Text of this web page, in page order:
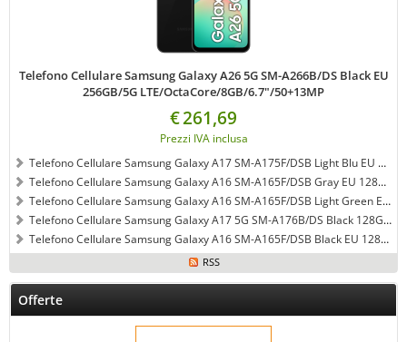
Telefono Cellulare Samsung Galaxy A26 5G SM-A266B/DS Black EU
256GB/5G LTE/OctaCore/8GB/6.7"/50+13MP
€261,69
Prezzi IVA inclusa
Telefono Cellulare Samsung Galaxy A17 SM-A175F/DSB Light Blu EU 128GB/4G LTE/OctaCore/4GB/6.5"/50+13MP
Telefono Cellulare Samsung Galaxy A16 SM-A165F/DSB Gray EU 128GB/4G LTE/OctaCore/4GB/6.7"/50+13MP
Telefono Cellulare Samsung Galaxy A16 SM-A165F/DSB Light Green EU 128GB/4G LTE/OctaCore/4GB/6.7"/50+13MP
Telefono Cellulare Samsung Galaxy A17 5G SM-A176B/DS Black 128GB/OctaCore/4GB/6.5"/50+13MP
Telefono Cellulare Samsung Galaxy A16 SM-A165F/DSB Black EU 128GB/4G LTE/OctaCore/4GB/6.7"/50+13MP
RSS
Offerte